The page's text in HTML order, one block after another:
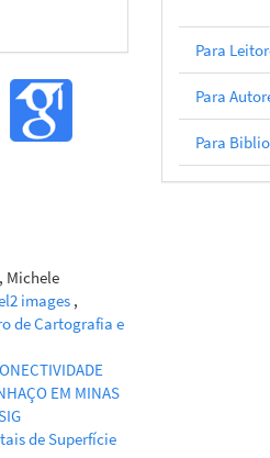
Michele
images ,
de Cartografia e
EM MINAS
de Superfície
Para
Para
Para